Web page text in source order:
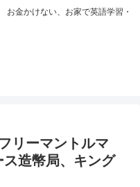
金かけない、お家で英語学習・
リーマントルマ
造幣局、キング